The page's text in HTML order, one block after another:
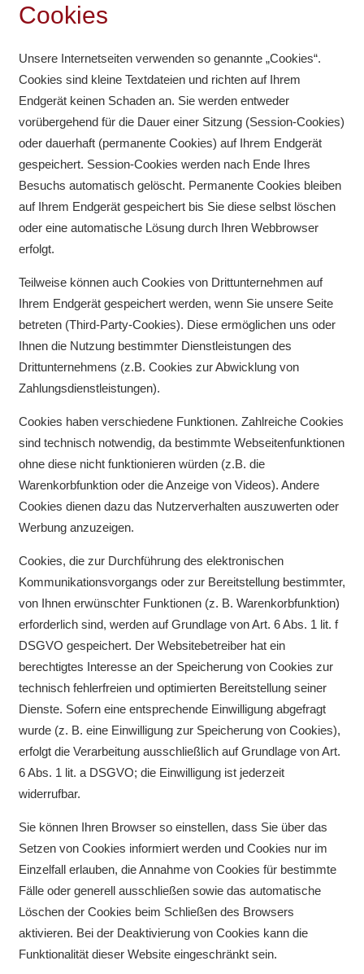
Cookies
Unsere Internetseiten verwenden so genannte „Cookies“.
Cookies sind kleine Textdateien und richten auf Ihrem
Endgerät keinen Schaden an. Sie werden entweder
vorübergehend für die Dauer einer Sitzung (Session-Cookies)
oder dauerhaft (permanente Cookies) auf Ihrem Endgerät
gespeichert. Session-Cookies werden nach Ende Ihres
Besuchs automatisch gelöscht. Permanente Cookies bleiben
auf Ihrem Endgerät gespeichert bis Sie diese selbst löschen
oder eine automatische Lösung durch Ihren Webbrowser
erfolgt.
Teilweise können auch Cookies von Drittunternehmen auf
Ihrem Endgerät gespeichert werden, wenn Sie unsere Seite
betreten (Third-Party-Cookies). Diese ermöglichen uns oder
Ihnen die Nutzung bestimmter Dienstleistungen des
Drittunternehmens (z.B. Cookies zur Abwicklung von
Zahlungsdienstleistungen).
Cookies haben verschiedene Funktionen. Zahlreiche Cookies
sind technisch notwendig, da bestimmte Webseitenfunktionen
ohne diese nicht funktionieren würden (z.B. die
Warenkorbfunktion oder die Anzeige von Videos). Andere
Cookies dienen dazu das Nutzerverhalten auszuwerten oder
Werbung anzuzeigen.
Cookies, die zur Durchführung des elektronischen
Kommunikationsvorgangs oder zur Bereitstellung bestimmter,
von Ihnen erwünschter Funktionen (z. B. Warenkorbfunktion)
erforderlich sind, werden auf Grundlage von Art. 6 Abs. 1 lit. f
DSGVO gespeichert. Der Websitebetreiber hat ein
berechtigtes Interesse an der Speicherung von Cookies zur
technisch fehlerfreien und optimierten Bereitstellung seiner
Dienste. Sofern eine entsprechende Einwilligung abgefragt
wurde (z. B. eine Einwilligung zur Speicherung von Cookies),
erfolgt die Verarbeitung ausschließlich auf Grundlage von Art.
6 Abs. 1 lit. a DSGVO; die Einwilligung ist jederzeit
widerrufbar.
Sie können Ihren Browser so einstellen, dass Sie über das
Setzen von Cookies informiert werden und Cookies nur im
Einzelfall erlauben, die Annahme von Cookies für bestimmte
Fälle oder generell ausschließen sowie das automatische
Löschen der Cookies beim Schließen des Browsers
aktivieren. Bei der Deaktivierung von Cookies kann die
Funktionalität dieser Website eingeschränkt sein.